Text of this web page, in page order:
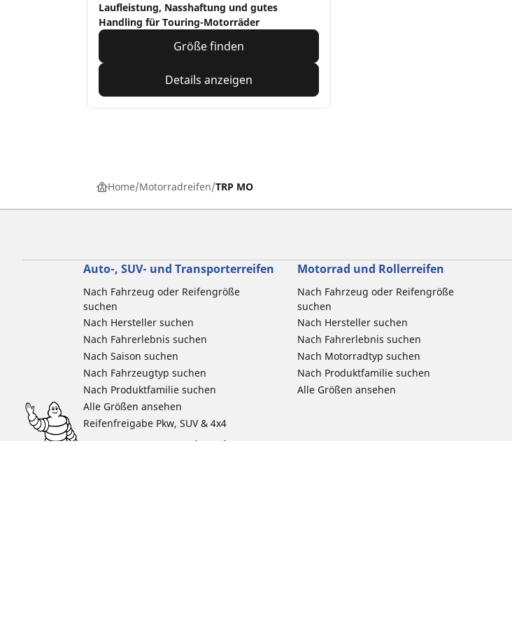
Laufleistung, Nasshaftung und gutes
Handling für Touring-Motorräder
Größe finden
Details anzeigen
Home Motorradreifen TRP MO
Auto-, SUV- und Transporterreifen
Nach Fahrzeug oder Reifengröße
suchen
Nach Hersteller suchen
Nach Fahrerlebnis suchen
Nach Saison suchen
Nach Fahrzeugtyp suchen
Nach Produktfamilie suchen
Alle Größen ansehen
Reifenfreigabe Pkw, SUV & 4x4
Motorrad und Rollerreifen
Nach Fahrzeug oder Reifengröße
suchen
Nach Hersteller suchen
Nach Fahrerlebnis suchen
Nach Motorradtyp suchen
Nach Produktfamilie suchen
Alle Größen ansehen
Unsere Experten stehen Ihnen zur